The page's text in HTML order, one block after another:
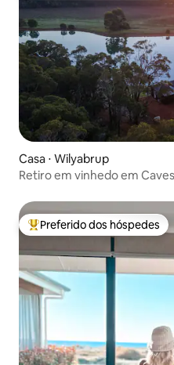
Casa ⋅ Wilyabrup
Retiro em vinhedo em
Entre os melhores
Preferido dos hóspedes